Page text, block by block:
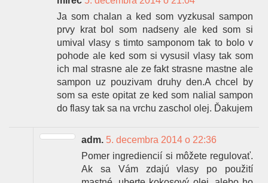
Ja som chalan a ked som vyzkusal sampon
prvy krat bol som nadseny ale ked som si
umival vlasy s timto samponom tak to bolo v
pohode ale ked som si vysusil vlasy tak som
ich mal strasne ale ze fakt strasne mastne ale
sampon uz pouzivam druhy den.A chcel by
som sa este opitat ze ked som nalial sampon
do flasy tak sa na vrchu zaschol olej. Ďakujem
adm. 5. decembra 2014 o 22:36
Pomer ingrediencií si môžete regulovať.
Ak sa Vám zdajú vlasy po použití